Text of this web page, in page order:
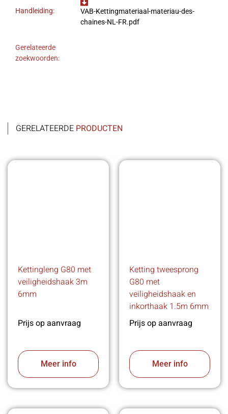
Handleiding:
VAB-Kettingmateriaal-materiau-des-
chaines-NL-FR.pdf
Gerelateerde
zoekwoorden:
GERELATEERDE PRODUCTEN
Kettingleng G80 met
veiligheidshaak 3m
6mm
Prijs op aanvraag
Meer info
Ketting tweesprong
G80 met
veiligheidshaak en
inkorthaak 1.5m 6mm
Prijs op aanvraag
Meer info